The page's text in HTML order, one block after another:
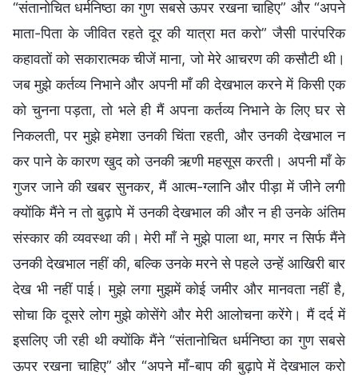
“संतानोचित धर्मनिष्ठा का गुण सबसे ऊपर रखना चाहिए” और “अपने
माता-पिता के जीवित रहते दूर की यात्रा मत करो” जैसी पारंपरिक
कहावतों को सकारात्मक चीजें माना, जो मेरे आचरण की कसौटी थी।
जब मुझे कर्तव्य निभाने और अपनी माँ की देखभाल करने में किसी एक
को चुनना पड़ता, तो भले ही मैं अपना कर्तव्य निभाने के लिए घर से
निकलती, पर मुझे हमेशा उनकी चिंता रहती, और उनकी देखभाल न
कर पाने के कारण खुद को उनकी ऋणी महसूस करती। अपनी माँ के
गुजर जाने की खबर सुनकर, मैं आत्म-ग्लानि और पीड़ा में जीने लगी
क्योंकि मैंने न तो बुढ़ापे में उनकी देखभाल की और न ही उनके अंतिम
संस्कार की व्यवस्था की। मेरी माँ ने मुझे पाला था, मगर न सिर्फ मैंने
उनकी देखभाल नहीं की, बल्कि उनके मरने से पहले उन्हें आखिरी बार
देख भी नहीं पाई। मुझे लगा मुझमें कोई जमीर और मानवता नहीं है,
सोचा कि दूसरे लोग मुझे कोसेंगे और मेरी आलोचना करेंगे। मैं दर्द में
इसलिए जी रही थी क्योंकि मैंने “संतानोचित धर्मनिष्ठा का गुण सबसे
ऊपर रखना चाहिए” और “अपने माँ-बाप की बुढ़ापे में देखभाल करो